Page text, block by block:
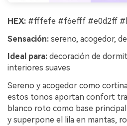
HEX: #fffefe #f6efff #e0d2ff
Sensación: sereno, acogedor,
Ideal para: decoración de
interiores suaves
Sereno y acogedor como
estos tonos aportan confort
blanco roto como base
y superpone el lila en mantas,